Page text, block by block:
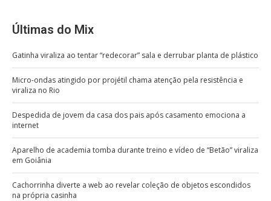
Últimas do Mix
Gatinha viraliza ao tentar “redecorar” sala e derrubar planta de plástico
Micro-ondas atingido por projétil chama atenção pela resistência e
viraliza no Rio
Despedida de jovem da casa dos pais após casamento emociona a
internet
Aparelho de academia tomba durante treino e vídeo de “Betão” viraliza
em Goiânia
Cachorrinha diverte a web ao revelar coleção de objetos escondidos
na própria casinha